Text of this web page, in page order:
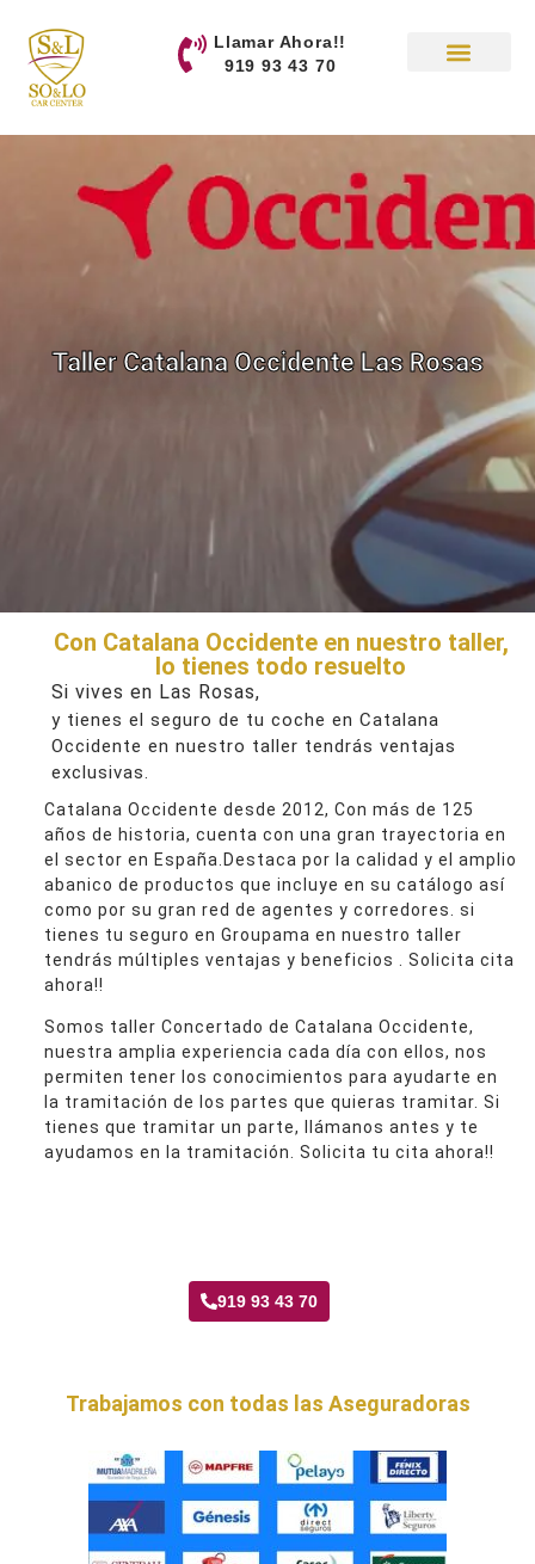
Llamar Ahora!!
919 93 43 70
Taller Catalana Occidente Las Rosas
Con Catalana Occidente en nuestro taller,
lo tienes todo resuelto
Si vives en Las Rosas,
y tienes el seguro de tu coche en Catalana
Occidente en nuestro taller tendrás ventajas
exclusivas.
Catalana Occidente desde 2012, Con más de 125
años de historia, cuenta con una gran trayectoria en
el sector en España.Destaca por la calidad y el amplio
abanico de productos que incluye en su catálogo así
como por su gran red de agentes y corredores. si
tienes tu seguro en Groupama en nuestro taller
tendrás múltiples ventajas y beneficios . Solicita cita
ahora!!
Somos taller Concertado de Catalana Occidente,
nuestra amplia experiencia cada día con ellos, nos
permiten tener los conocimientos para ayudarte en
la tramitación de los partes que quieras tramitar. Si
tienes que tramitar un parte, llámanos antes y te
ayudamos en la tramitación. Solicita tu cita ahora!!
919 93 43 70
Trabajamos con todas las Aseguradoras